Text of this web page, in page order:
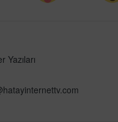
Yazıları